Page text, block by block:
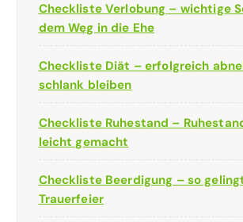
Checkliste Verlobung – wichtige
dem Weg in die Ehe
Checkliste Diät – erfolgreich
schlank bleiben
Checkliste Ruhestand –
leicht gemacht
Checkliste Beerdigung – so
Trauerfeier